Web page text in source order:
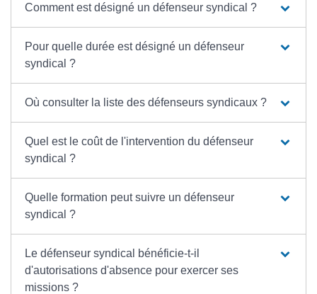
Comment est désigné un défenseur syndical ?
Pour quelle durée est désigné un défenseur
syndical ?
Où consulter la liste des défenseurs syndicaux ?
Quel est le coût de l'intervention du défenseur
syndical ?
Quelle formation peut suivre un défenseur
syndical ?
Le défenseur syndical bénéficie-t-il
d'autorisations d'absence pour exercer ses
missions ?